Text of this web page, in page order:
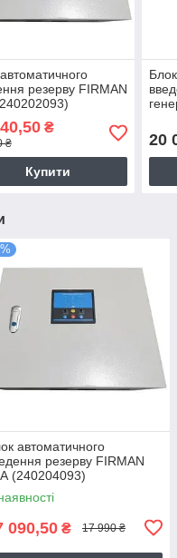
резерву FIRMAN
₴
₴
Купити
20
автоматичного
резерву FIRMAN
(240204093)
090,50 ₴ 17 990 ₴